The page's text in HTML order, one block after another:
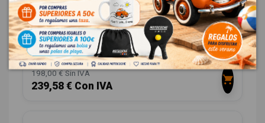
MANGUETA DELANTERA IZQUIERDA
2133324700
MERCEDES-BENZ CLASE E CABRIO (BM 238) 2.0 CDI CAT
OEM:2133324700
ID:1239454
198,00 € Sin IVA
239,58 € Con IVA